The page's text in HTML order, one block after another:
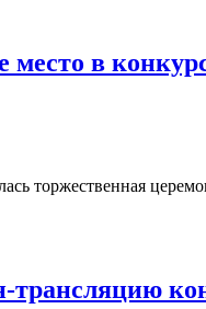
место в
торжественная
трансляцию